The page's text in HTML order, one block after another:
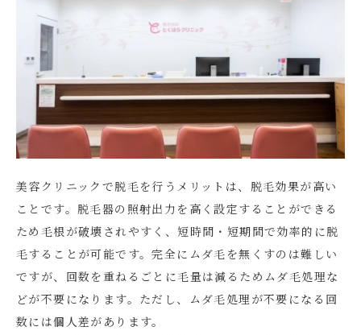
美容クリニックで脱毛を行うメリットは、脱毛効果が高い
ことです。脱毛器の照射出力を高く設定することができる
ため毛根が破壊されやすく、短時間・短期間で効率的に脱
毛することが可能です。完全にムダ毛を無くすのは難しい
ですが、回数を重ねるごとに毛量は減るためムダ毛処理な
どが不要になります。ただし、ムダ毛処理が不要になる回
数には個人差があります。